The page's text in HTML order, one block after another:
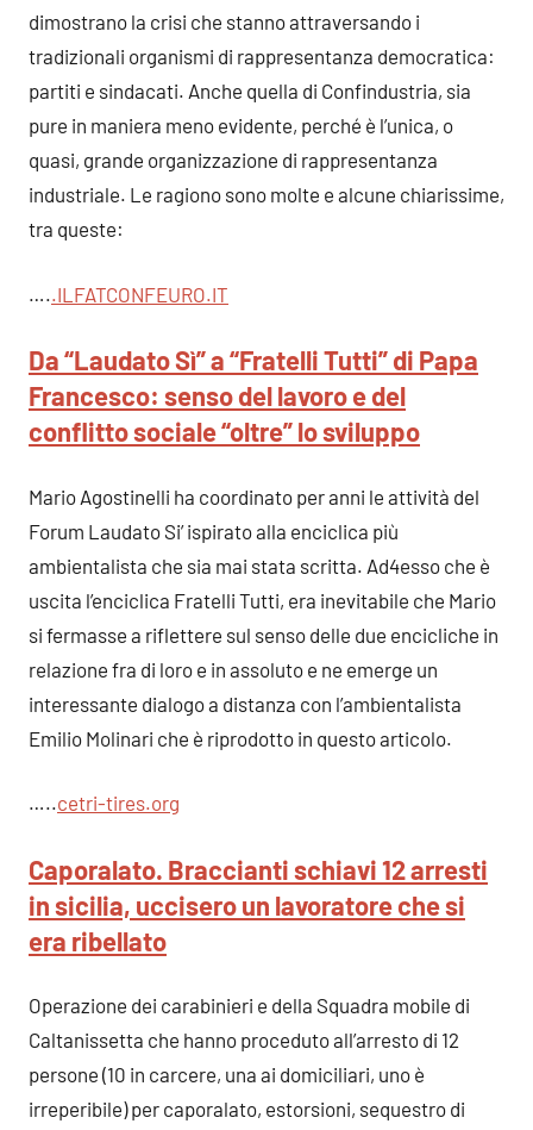
dimostrano la crisi che stanno attraversando i
tradizionali organismi di rappresentanza democratica:
partiti e sindacati. Anche quella di Confindustria, sia
pure in maniera meno evidente, perché è l’unica, o
quasi, grande organizzazione di rappresentanza
industriale. Le ragiono sono molte e alcune chiarissime,
tra queste:
…..ILFATCONFEURO.IT
Da “Laudato Sì” a “Fratelli Tutti” di Papa
Francesco: senso del lavoro e del
conflitto sociale “oltre” lo sviluppo
Mario Agostinelli ha coordinato per anni le attività del
Forum Laudato Si’ ispirato alla enciclica più
ambientalista che sia mai stata scritta. Ad4esso che è
uscita l’enciclica Fratelli Tutti, era inevitabile che Mario
si fermasse a riflettere sul senso delle due encicliche in
relazione fra di loro e in assoluto e ne emerge un
interessante dialogo a distanza con l’ambientalista
Emilio Molinari che è riprodotto in questo articolo.
…..cetri-tires.org
Caporalato. Braccianti schiavi 12 arresti
in sicilia, uccisero un lavoratore che si
era ribellato
Operazione dei carabinieri e della Squadra mobile di
Caltanissetta che hanno proceduto all’arresto di 12
persone (10 in carcere, una ai domiciliari, uno è
irreperibile) per caporalato, estorsioni, sequestro di